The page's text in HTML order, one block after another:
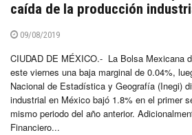
caída de la producción
09/08/2019
CIUDAD DE MÉXICO.- La Bolsa Mexicana
este viernes una baja marginal de 0.04%,
Nacional de Estadística y Geografía (Inegi)
industrial en México bajó 1.8% en el primer
mismo periodo del año anterior.
Financiero...